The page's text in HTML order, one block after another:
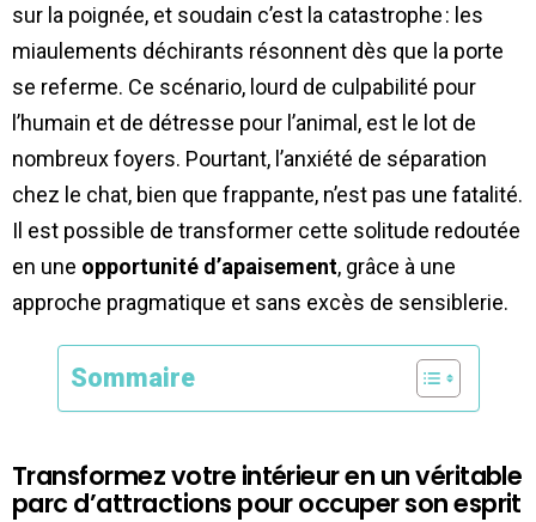
sur la poignée, et soudain c’est la catastrophe : les
miaulements déchirants résonnent dès que la porte
se referme. Ce scénario, lourd de culpabilité pour
l’humain et de détresse pour l’animal, est le lot de
nombreux foyers. Pourtant, l’anxiété de séparation
chez le chat, bien que frappante, n’est pas une fatalité.
Il est possible de transformer cette solitude redoutée
en une opportunité d’apaisement, grâce à une
approche pragmatique et sans excès de sensiblerie.
Sommaire
Transformez votre intérieur en un véritable
parc d’attractions pour occuper son esprit